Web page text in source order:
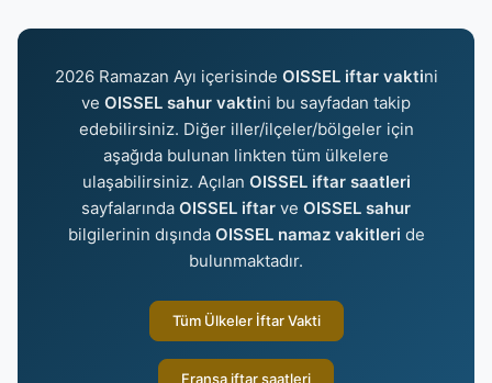
2026 Ramazan Ayı içerisinde OISSEL iftar vaktini
ve OISSEL sahur vaktini bu sayfadan takip
edebilirsiniz. Diğer iller/ilçeler/bölgeler için
aşağıda bulunan linkten tüm ülkelere
ulaşabilirsiniz. Açılan OISSEL iftar saatleri
sayfalarında OISSEL iftar ve OISSEL sahur
bilgilerinin dışında OISSEL namaz vakitleri de
bulunmaktadır.
Tüm Ülkeler İftar Vakti
Fransa iftar saatleri